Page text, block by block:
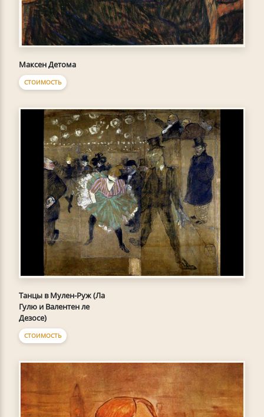
Максен Детома
СТОИМОСТЬ
Танцы в Мулен-Руж (Ла
Гулю и Валентен ле
Дезосе)
СТОИМОСТЬ